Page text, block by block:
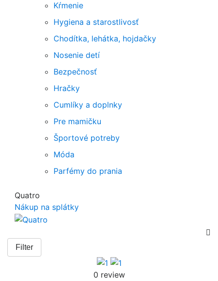
Kŕmenie
Hygiena a starostlivosť
Chodítka, lehátka, hojdačky
Nosenie detí
Bezpečnosť
Hračky
Cumlíky a doplnky
Pre mamičku
Športové potreby
Móda
Parfémy do prania
Quatro
Nákup na splátky

Filter
0 review